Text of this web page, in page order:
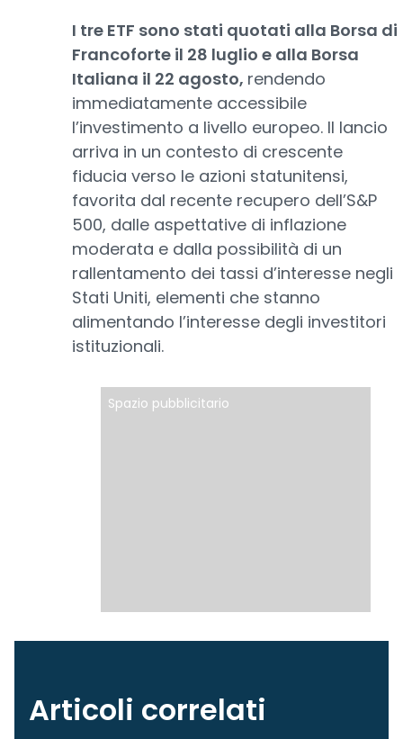
I tre ETF sono stati quotati alla Borsa di
Francoforte il 28 luglio e alla Borsa
Italiana il 22 agosto, rendendo
immediatamente accessibile
l’investimento a livello europeo. Il lancio
arriva in un contesto di crescente
fiducia verso le azioni statunitensi,
favorita dal recente recupero dell’S&P
500, dalle aspettative di inflazione
moderata e dalla possibilità di un
rallentamento dei tassi d’interesse negli
Stati Uniti, elementi che stanno
alimentando l’interesse degli investitori
istituzionali.
Spazio pubblicitario
Articoli correlati